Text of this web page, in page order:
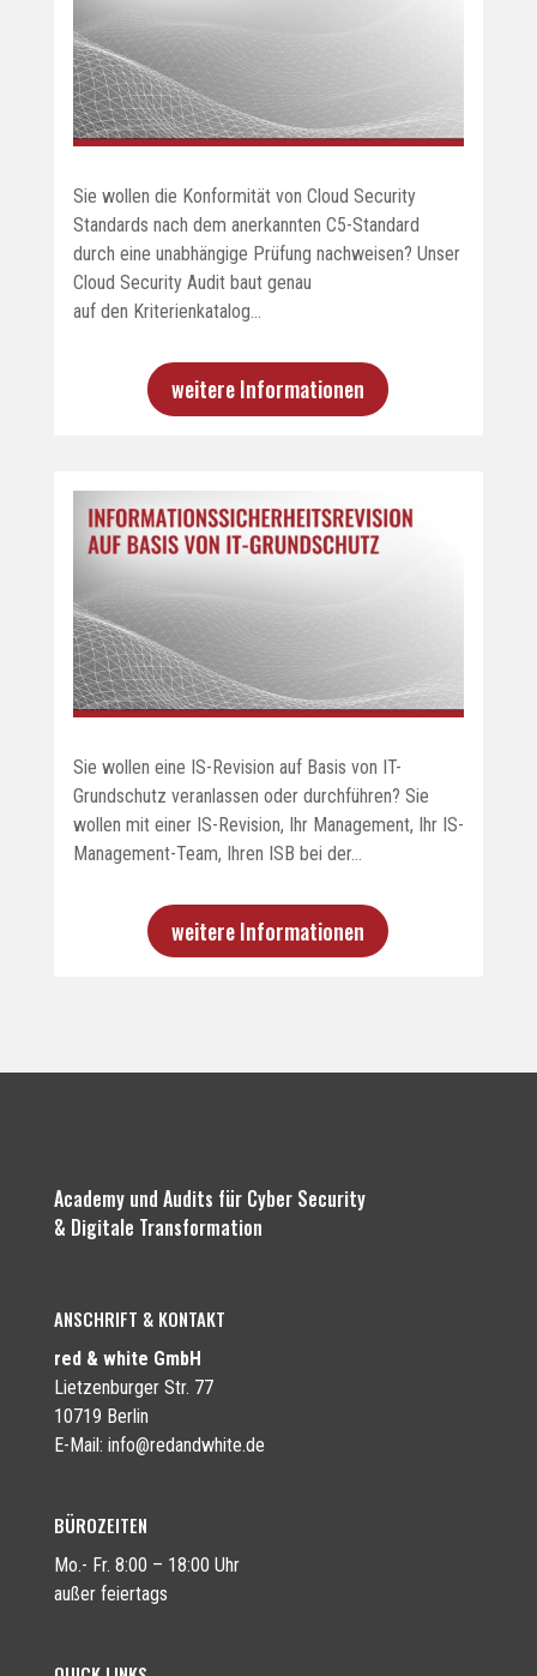
Sie wollen die Konformität von Cloud Security
Standards nach dem anerkannten C5-Standard
durch eine unabhängige Prüfung nachweisen? Unser
Cloud Security Audit baut genau
auf den Kriterienkatalog…
weitere Informationen
Sie wollen eine IS-Revision auf Basis von IT-
Grundschutz veranlassen oder durchführen? Sie
wollen mit einer IS-Revision, Ihr Management, Ihr IS-
Management-Team, Ihren ISB bei der…
weitere Informationen
Academy und Audits für Cyber Security
& Digitale Transformation
ANSCHRIFT & KONTAKT
red & white GmbH
Lietzenburger Str. 77
10719 Berlin
E-Mail: info@redandwhite.de
BÜROZEITEN
Mo.- Fr. 8:00 – 18:00 Uhr
außer feiertags